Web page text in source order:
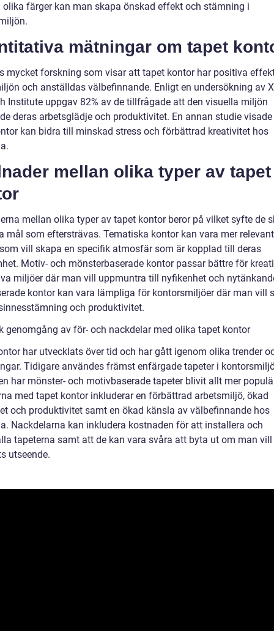
olika färger kan man skapa önskad effekt och stämning i
mätningar om tapet
mycket forskning som visar att tapet kontor har positiva
och anställdas välbefinnande. Enligt en undersökning av
Institute uppgav 82% av de tillfrågade att den visuella miljön
deras arbetsglädje och produktivitet. En annan studie
kan bidra till minskad stress och förbättrad kreativitet hos
mellan olika typer av tapet
mellan olika typer av tapet kontor beror på vilket syfte de
mål som eftersträvas. Tematiska kontor kan vara mer
vill skapa en specifik atmosfär som är kopplad till deras
Motiv- och mönsterbaserade kontor passar bättre för
miljöer där man vill uppmuntra till nyfikenhet och
kontor kan vara lämpliga för kontorsmiljöer där man vill
och produktivitet.
genomgång av för- och nackdelar med olika tapet kontor
har utvecklats över tid och har gått igenom olika trender
Tidigare användes främst enfärgade tapeter i
har mönster- och motivbaserade tapeter blivit allt mer
med tapet kontor inkluderar en förbättrad arbetsmiljö, ökad
och produktivitet samt en ökad känsla av välbefinnande hos
Nackdelarna kan inkludera kostnaden för att installera och
tapeterna samt att de kan vara svåra att byta ut om man
utseende.